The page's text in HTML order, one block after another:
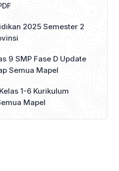
2025 Semester 2
9 SMP Fase D Update
Semua Mapel
1-6 Kurikulum
Mapel